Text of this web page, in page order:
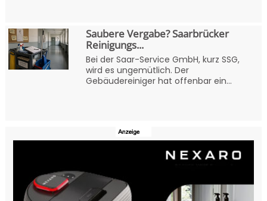
Saubere Vergabe? Saarbrücker
Reinigungs...
Bei der Saar-Service GmbH, kurz SSG,
wird es ungemütlich. Der
Gebäudereiniger hat offenbar ein...